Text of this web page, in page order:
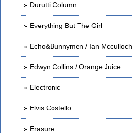
Durutti Column
Everything But The Girl
Echo&Bunnymen / Ian Mcculloch
Edwyn Collins / Orange Juice
Electronic
Elvis Costello
Erasure